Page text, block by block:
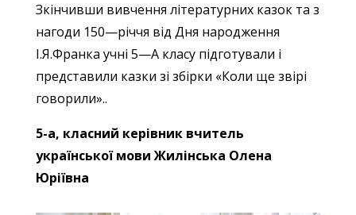
Зкінчивши вивчення літературних казок та з
нагоди 150—річчя від Дня народження
І.Я.Франка учні 5—А класу підготували і
представили казки зі збірки «Коли ще звірі
говорили»..
5-а, класний керівник вчитель
української мови Жилінська Олена
Юріївна